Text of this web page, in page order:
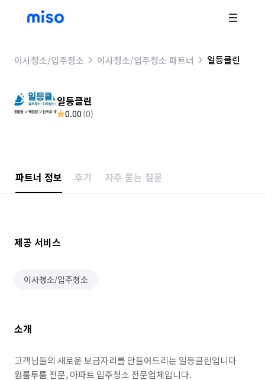
이사청소/입주청소 이사청소/입주청소 파트너 일등클린
일등클린
0.00 (0)
파트너 정보 후기 자주 묻는 질문
제공 서비스
이사청소/입주청소
소개
고객님들의 새로운 보금자리를 만들어드리는 일등클린입니다
원룸투룸 전문, 아파트 입주청소 전문업체입니다.